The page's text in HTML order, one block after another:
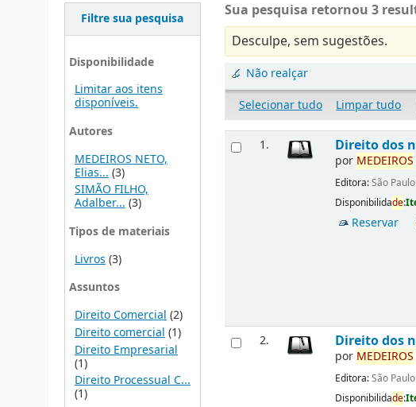
Filtre sua pesquisa
Disponibilidade
Limitar aos itens
disponíveis.
Autores
MEDEIROS NETO,
Elias... (3)
SIMÃO FILHO,
Adalber...(3)
Tipos de materiais
Livros (3)
Assuntos
Direito Comercial (2)
Direito comercial (1)
Direito Empresarial
(1)
Direito Processual C...
(1)
Sua pesquisa retornou 3
Desculpe, sem sugestões.
Não realçar
Selecionar tudo
Limpar tudo
1. Direito dos
por MEDEIROS
Editora:São
Disponibilidade:
Reservar
2. Direito dos
por MEDEIROS
Editora:São
Disponibilidade: